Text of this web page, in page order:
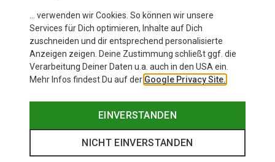
… verwenden wir Cookies. So können wir unsere
Services für Dich optimieren, Inhalte auf Dich
zuschneiden und dir entsprechend personalisierte
Anzeigen zeigen. Deine Zustimmung schließt ggf. die
Verarbeitung Deiner Daten u.a. auch in den USA ein.
Mehr Infos findest Du auf der Google Privacy Site.
EINVERSTANDEN
NICHT EINVERSTANDEN